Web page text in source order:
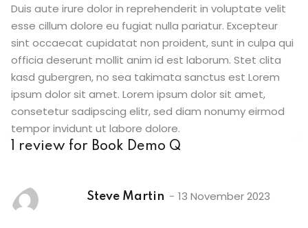
Duis aute irure dolor in reprehenderit in voluptate velit
esse cillum dolore eu fugiat nulla pariatur. Excepteur
sint occaecat cupidatat non proident, sunt in culpa qui
officia deserunt mollit anim id est laborum. Stet clita
kasd gubergren, no sea takimata sanctus est Lorem
ipsum dolor sit amet. Lorem ipsum dolor sit amet,
consetetur sadipscing elitr, sed diam nonumy eirmod
tempor invidunt ut labore dolore.
1 review for Book Demo Q
Steve Martin 13 November 2023